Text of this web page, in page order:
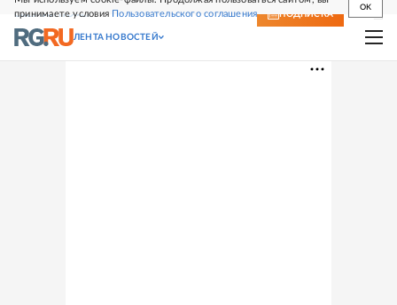
принимаете условия Пользовательского соглашения
OK
СВЕЖИЙ НОМЕР ПОДПИСКА
ЛЕНТА НОВОСТЕЙ